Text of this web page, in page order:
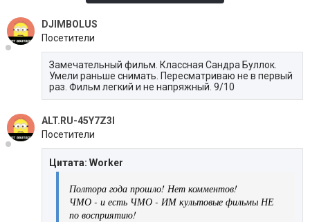
DJIMBOLUS
Посетители
Замечательный фильм. Классная Сандра Буллок.
Умели раньше снимать. Пересматриваю не в первый
раз. Фильм легкий и не напряжный. 9/10
ALT.RU-45Y7Z3I
Посетители
Цитата: Worker
Полтора года прошло! Нет комментов!
ЧМО - и есть ЧМО - ИМ культовые фильмы НЕ
по восприятию!